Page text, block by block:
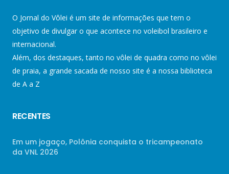
O Jornal do Vôlei é um site de informações que tem o
objetivo de divulgar o que acontece no voleibol brasileiro e
internacional.
Além, dos destaques, tanto no vôlei de quadra como no vôlei
de praia, a grande sacada de nosso site é a nossa biblioteca
de A a Z
RECENTES
Em um jogaço, Polônia conquista o tricampeonato
da VNL 2026